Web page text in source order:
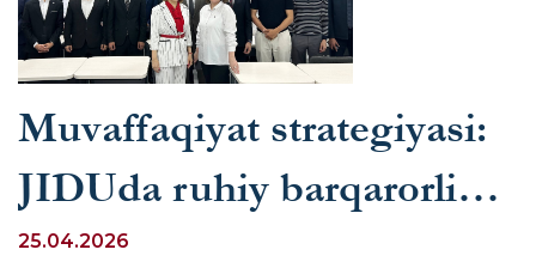
Muvaffaqiyat strategiyasi:
JIDUda ruhiy barqarorlik
va ijtimoiy faollik omillari
25.04.2026